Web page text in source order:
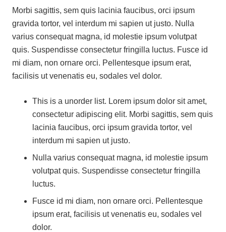
Morbi sagittis, sem quis lacinia faucibus, orci ipsum
gravida tortor, vel interdum mi sapien ut justo. Nulla
varius consequat magna, id molestie ipsum volutpat
quis. Suspendisse consectetur fringilla luctus. Fusce id
mi diam, non ornare orci. Pellentesque ipsum erat,
facilisis ut venenatis eu, sodales vel dolor.
This is a unorder list. Lorem ipsum dolor sit amet,
consectetur adipiscing elit. Morbi sagittis, sem quis
lacinia faucibus, orci ipsum gravida tortor, vel
interdum mi sapien ut justo.
Nulla varius consequat magna, id molestie ipsum
volutpat quis. Suspendisse consectetur fringilla
luctus.
Fusce id mi diam, non ornare orci. Pellentesque
ipsum erat, facilisis ut venenatis eu, sodales vel
dolor.